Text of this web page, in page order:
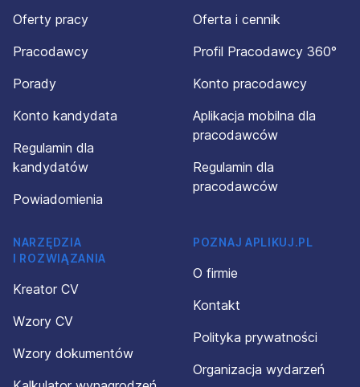
Oferty pracy
Pracodawcy
Porady
Konto kandydata
Regulamin dla
kandydatów
Powiadomienia
Oferta i cennik
Profil Pracodawcy 360°
Konto pracodawcy
Aplikacja mobilna dla
pracodawców
Regulamin dla
pracodawców
NARZĘDZIA
I ROZWIĄZANIA
Kreator CV
Wzory CV
Wzory dokumentów
POZNAJ APLIKUJ.PL
O firmie
Kontakt
Polityka prywatności
Organizacja wydarzeń